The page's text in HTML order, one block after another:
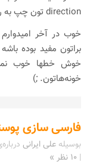
direction تون چپ به راست یا ltr هست.
براتون مفید بوده
خونه‌هاتون. ;)
فارسی سازی
بوسیله علی ایرانی
| ۱۰ نظر »